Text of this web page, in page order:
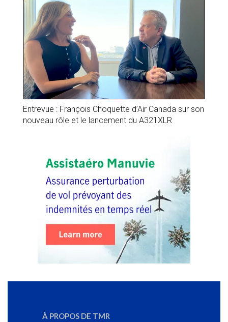
Entrevue : François Choquette d’Air Canada sur son
nouveau rôle et le lancement du A321XLR
À PROPOS DE TMR